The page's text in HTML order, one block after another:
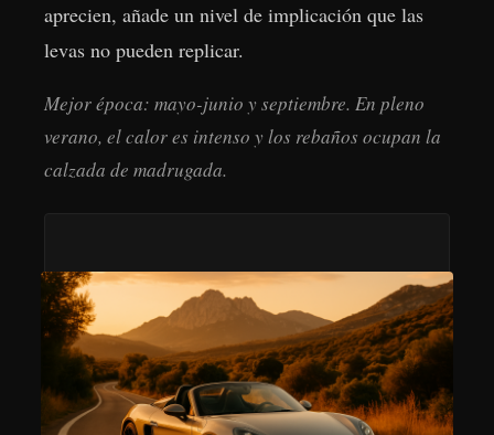
aprecien, añade un nivel de implicación que las
levas no pueden replicar.
Mejor época: mayo-junio y septiembre. En pleno
verano, el calor es intenso y los rebaños ocupan la
calzada de madrugada.